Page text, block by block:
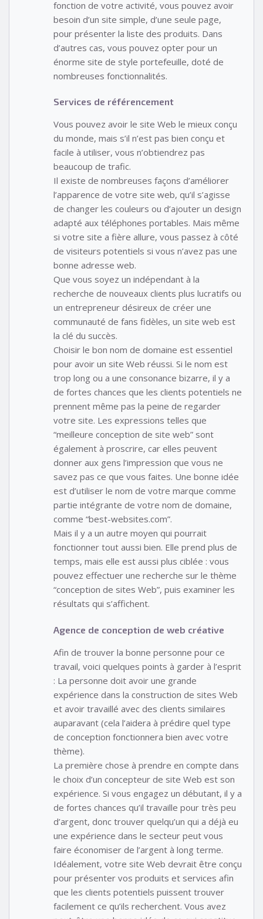
fonction de votre activité, vous pouvez avoir
besoin d’un site simple, d’une seule page,
pour présenter la liste des produits. Dans
d’autres cas, vous pouvez opter pour un
énorme site de style portefeuille, doté de
nombreuses fonctionnalités.
Services de référencement
Vous pouvez avoir le site Web le mieux conçu
du monde, mais s’il n’est pas bien conçu et
facile à utiliser, vous n’obtiendrez pas
beaucoup de trafic.
Il existe de nombreuses façons d’améliorer
l’apparence de votre site web, qu’il s’agisse
de changer les couleurs ou d’ajouter un design
adapté aux téléphones portables. Mais même
si votre site a fière allure, vous passez à côté
de visiteurs potentiels si vous n’avez pas une
bonne adresse web.
Que vous soyez un indépendant à la
recherche de nouveaux clients plus lucratifs ou
un entrepreneur désireux de créer une
communauté de fans fidèles, un site web est
la clé du succès.
Choisir le bon nom de domaine est essentiel
pour avoir un site Web réussi. Si le nom est
trop long ou a une consonance bizarre, il y a
de fortes chances que les clients potentiels ne
prennent même pas la peine de regarder
votre site. Les expressions telles que
“meilleure conception de site web” sont
également à proscrire, car elles peuvent
donner aux gens l’impression que vous ne
savez pas ce que vous faites. Une bonne idée
est d’utiliser le nom de votre marque comme
partie intégrante de votre nom de domaine,
comme “best-websites.com”.
Mais il y a un autre moyen qui pourrait
fonctionner tout aussi bien. Elle prend plus de
temps, mais elle est aussi plus ciblée : vous
pouvez effectuer une recherche sur le thème
“conception de sites Web”, puis examiner les
résultats qui s’affichent.
Agence de conception de web créative
Afin de trouver la bonne personne pour ce
travail, voici quelques points à garder à l’esprit
: La personne doit avoir une grande
expérience dans la construction de sites Web
et avoir travaillé avec des clients similaires
auparavant (cela l’aidera à prédire quel type
de conception fonctionnera bien avec votre
thème).
La première chose à prendre en compte dans
le choix d’un concepteur de site Web est son
expérience. Si vous engagez un débutant, il y a
de fortes chances qu’il travaille pour très peu
d’argent, donc trouver quelqu’un qui a déjà eu
une expérience dans le secteur peut vous
faire économiser de l’argent à long terme.
Idéalement, votre site Web devrait être conçu
pour présenter vos produits et services afin
que les clients potentiels puissent trouver
facilement ce qu’ils recherchent. Vous avez